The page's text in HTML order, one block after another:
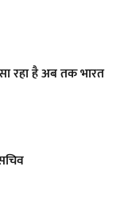
रहा है अब तक भारत